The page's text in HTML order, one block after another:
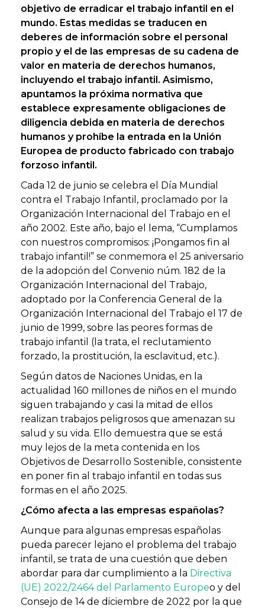
objetivo de erradicar el trabajo infantil en el
mundo. Estas medidas se traducen en
deberes de información sobre el personal
propio y el de las empresas de su cadena de
valor en materia de derechos humanos,
incluyendo el trabajo infantil. Asimismo,
apuntamos la próxima normativa que
establece expresamente obligaciones de
diligencia debida en materia de derechos
humanos y prohíbe la entrada en la Unión
Europea de producto fabricado con trabajo
forzoso infantil.
Cada 12 de junio se celebra el Día Mundial
contra el Trabajo Infantil, proclamado por la
Organización Internacional del Trabajo en el
año 2002. Este año, bajo el lema, “Cumplamos
con nuestros compromisos: ¡Pongamos fin al
trabajo infantil!” se conmemora el 25 aniversario
de la adopción del Convenio núm. 182 de la
Organización Internacional del Trabajo,
adoptado por la Conferencia General de la
Organización Internacional del Trabajo el 17 de
junio de 1999, sobre las peores formas de
trabajo infantil (la trata, el reclutamiento
forzado, la prostitución, la esclavitud, etc.).
Según datos de Naciones Unidas, en la
actualidad 160 millones de niños en el mundo
siguen trabajando y casi la mitad de ellos
realizan trabajos peligrosos que amenazan su
salud y su vida. Ello demuestra que se está
muy lejos de la meta contenida en los
Objetivos de Desarrollo Sostenible, consistente
en poner fin al trabajo infantil en todas sus
formas en el año 2025.
¿Cómo afecta a las empresas españolas?
Aunque para algunas empresas españolas
pueda parecer lejano el problema del trabajo
infantil, se trata de una cuestión que deben
abordar para dar cumplimiento a la Directiva
(UE) 2022/2464 del Parlamento Europeo y del
Consejo de 14 de diciembre de 2022 por la que